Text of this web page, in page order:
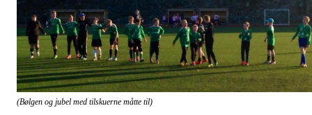
(Bølgen og jubel med tilskuerne måtte til)